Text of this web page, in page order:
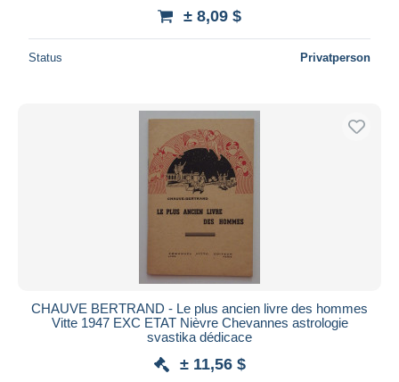
± 8,09 $
Status Privatperson
CHAUVE BERTRAND - Le plus ancien livre des hommes
Vitte 1947 EXC ETAT Nièvre Chevannes astrologie
svastika dédicace
± 11,56 $